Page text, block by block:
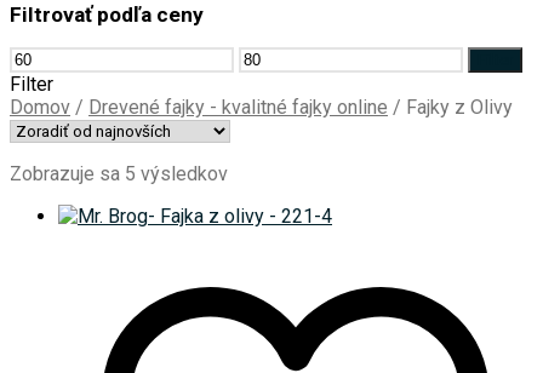
Filtrovať podľa ceny
Minimálna
cena
Maximálna
Filter
Domov / Drevené fajky - kvalitné fajky online / Fajky z Olivy
Zobrazuje sa 5 výsledkovZoradené
najnovších